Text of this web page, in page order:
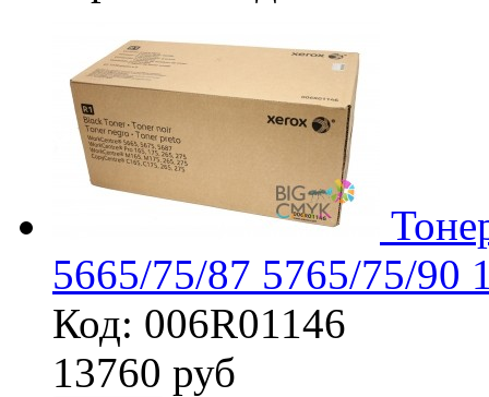
5665/75/87 5765/75/90
Код: 006R01146
13760 руб